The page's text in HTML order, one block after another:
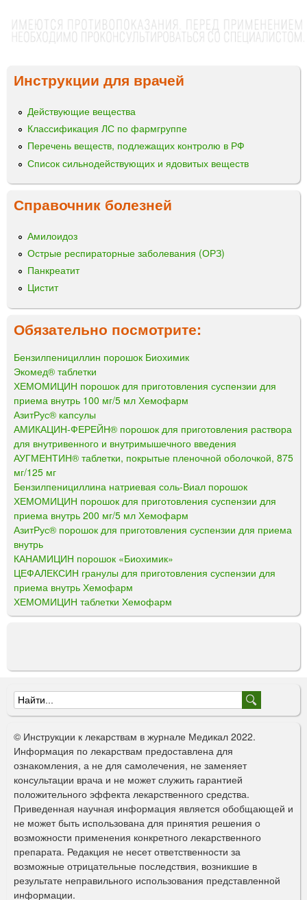
Инструкции для врачей
Действующие вещества
Классификация ЛС по фармгруппе
Перечень веществ, подлежащих контролю в РФ
Список сильнодействующих и ядовитых веществ
Справочник болезней
Амилоидоз
Острые респираторные заболевания (ОРЗ)
Панкреатит
Цистит
Обязательно посмотрите:
Бензилпенициллин порошок Биохимик
Экомед® таблетки
ХЕМОМИЦИН порошок для приготовления суспензии для
приема внутрь 100 мг/5 мл Хемофарм
АзитРус® капсулы
АМИКАЦИН-ФЕРЕЙН® порошок для приготовления раствора
для внутривенного и внутримышечного введения
АУГМЕНТИН® таблетки, покрытые пленочной оболочкой, 875
мг/125 мг
Бензилпенициллина натриевая соль-Виал порошок
ХЕМОМИЦИН порошок для приготовления суспензии для
приема внутрь 200 мг/5 мл Хемофарм
АзитРус® порошок для приготовления суспензии для приема
внутрь
КАНАМИЦИН порошок «Биохимик»
ЦЕФАЛЕКСИН гранулы для приготовления суспензии для
приема внутрь Хемофарм
ХЕМОМИЦИН таблетки Хемофарм
Ф
о
р
м
а
п
о
и
с
© Инструкции к лекарствам в журнале Медикал 2022.
Информация по лекарствам предоставлена для
ознакомления, а не для самолечения, не заменяет
консультации врача и не может служить гарантией
положительного эффекта лекарственного средства.
Приведенная научная информация является обобщающей и
не может быть использована для принятия решения о
возможности применения конкретного лекарственного
препарата. Редакция не несет ответственности за
возможные отрицательные последствия, возникшие в
результате неправильного использования представленной
информации.